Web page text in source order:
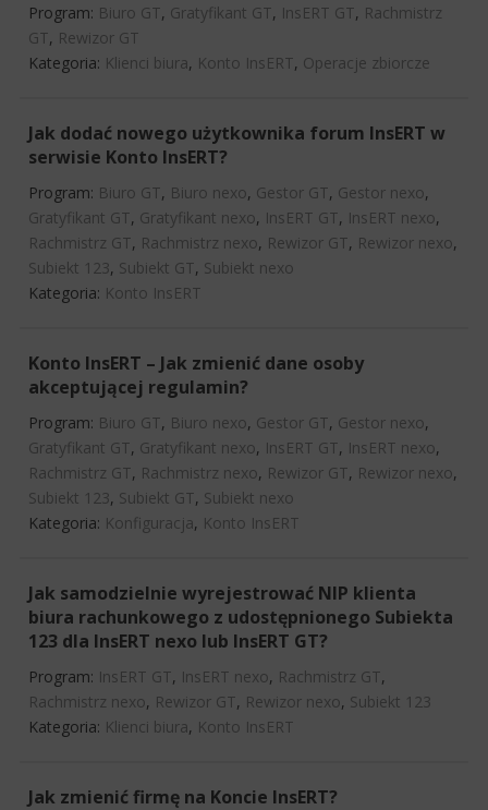
Program: Biuro GT, Gratyfikant GT, InsERT GT, Rachmistrz
GT, Rewizor GT
Kategoria: Klienci biura, Konto InsERT, Operacje zbiorcze
Jak dodać nowego użytkownika forum InsERT w
serwisie Konto InsERT?
Program: Biuro GT, Biuro nexo, Gestor GT, Gestor nexo,
Gratyfikant GT, Gratyfikant nexo, InsERT GT, InsERT nexo,
Rachmistrz GT, Rachmistrz nexo, Rewizor GT, Rewizor nexo,
Subiekt 123, Subiekt GT, Subiekt nexo
Kategoria: Konto InsERT
Konto InsERT – Jak zmienić dane osoby
akceptującej regulamin?
Program: Biuro GT, Biuro nexo, Gestor GT, Gestor nexo,
Gratyfikant GT, Gratyfikant nexo, InsERT GT, InsERT nexo,
Rachmistrz GT, Rachmistrz nexo, Rewizor GT, Rewizor nexo,
Subiekt 123, Subiekt GT, Subiekt nexo
Kategoria: Konfiguracja, Konto InsERT
Jak samodzielnie wyrejestrować NIP klienta
biura rachunkowego z udostępnionego Subiekta
123 dla InsERT nexo lub InsERT GT?
Program: InsERT GT, InsERT nexo, Rachmistrz GT,
Rachmistrz nexo, Rewizor GT, Rewizor nexo, Subiekt 123
Kategoria: Klienci biura, Konto InsERT
Jak zmienić firmę na Koncie InsERT?